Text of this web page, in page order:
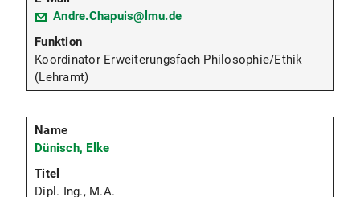
Andre.Chapuis@lmu.de
Koordinator Erweiterungsfach Philosophie/Ethik
(Lehramt)
Dünisch, Elke
Dipl. Ing., M.A.